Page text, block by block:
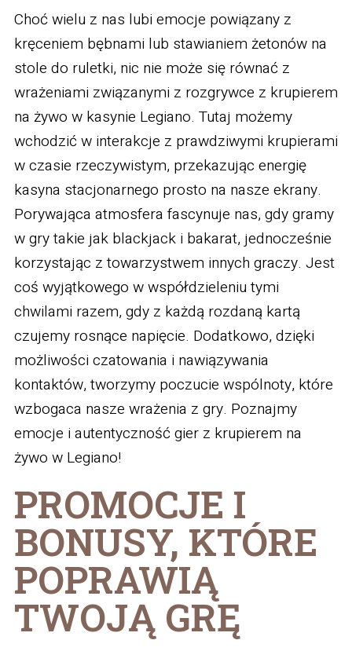
Choć wielu z nas lubi emocje powiązany z
kręceniem bębnami lub stawianiem żetonów na
stole do ruletki, nic nie może się równać z
wrażeniami związanymi z rozgrywce z krupierem
na żywo w kasynie Legiano. Tutaj możemy
wchodzić w interakcje z prawdziwymi krupierami
w czasie rzeczywistym, przekazując energię
kasyna stacjonarnego prosto na nasze ekrany.
Porywająca atmosfera fascynuje nas, gdy gramy
w gry takie jak blackjack i bakarat, jednocześnie
korzystając z towarzystwem innych graczy. Jest
coś wyjątkowego w współdzieleniu tymi
chwilami razem, gdy z każdą rozdaną kartą
czujemy rosnące napięcie. Dodatkowo, dzięki
możliwości czatowania i nawiązywania
kontaktów, tworzymy poczucie wspólnoty, które
wzbogaca nasze wrażenia z gry. Poznajmy
emocje i autentyczność gier z krupierem na
żywo w Legiano!
PROMOCJE I
BONUSY, KTÓRE
POPRAWIĄ
TWOJĄ GRĘ